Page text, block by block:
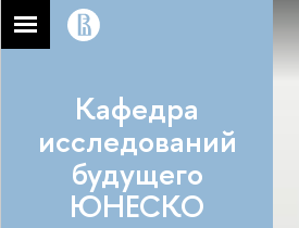
Кафедра
исследований
будущего
ЮНЕСКО